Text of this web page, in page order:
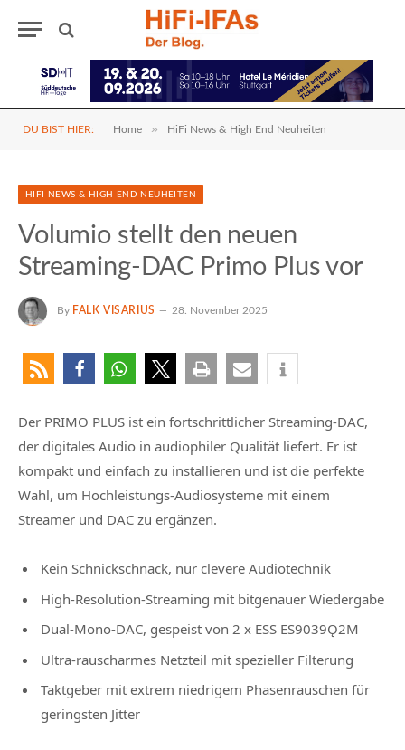
DU BIST HIER: Home » HiFi News & High End Neuheiten
HIFI NEWS & HIGH END NEUHEITEN
Volumio stellt den neuen
Streaming-DAC Primo Plus vor
By FALK VISARIUS 28. November 2025
Der PRIMO PLUS ist ein fortschrittlicher Streaming-DAC,
der digitales Audio in audiophiler Qualität liefert. Er ist
kompakt und einfach zu installieren und ist die perfekte
Wahl, um Hochleistungs-Audiosysteme mit einem
Streamer und DAC zu ergänzen.
Kein Schnickschnack, nur clevere Audiotechnik
High-Resolution-Streaming mit bitgenauer Wiedergabe
Dual-Mono-DAC, gespeist von 2 x ESS ES9039Ǫ2M
Ultra-rauscharmes Netzteil mit spezieller Filterung
Taktgeber mit extrem niedrigem Phasenrauschen für
geringsten Jitter